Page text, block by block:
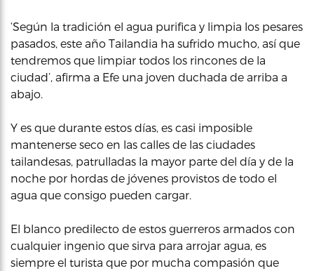
‘Según la tradición el agua purifica y limpia los pesares
pasados, este año Tailandia ha sufrido mucho, así que
tendremos que limpiar todos los rincones de la
ciudad’, afirma a Efe una joven duchada de arriba a
abajo.
Y es que durante estos días, es casi imposible
mantenerse seco en las calles de las ciudades
tailandesas, patrulladas la mayor parte del día y de la
noche por hordas de jóvenes provistos de todo el
agua que consigo pueden cargar.
El blanco predilecto de estos guerreros armados con
cualquier ingenio que sirva para arrojar agua, es
siempre el turista que por mucha compasión que